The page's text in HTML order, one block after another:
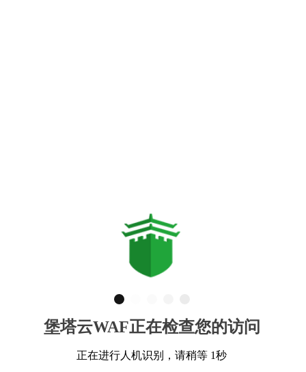
堡塔云WAF正在检查您的访问
正在进行人机识别，请稍等 1秒